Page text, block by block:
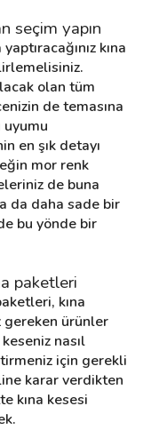
seçim yapın
kına
olan tüm
de temasına
uyumu
en şık detayı
mor renk
de buna
da daha sade bir
bu yönde bir
paketleri
kına
gereken ürünler
nasıl
için gerekli
karar verdikten
kına kesesi